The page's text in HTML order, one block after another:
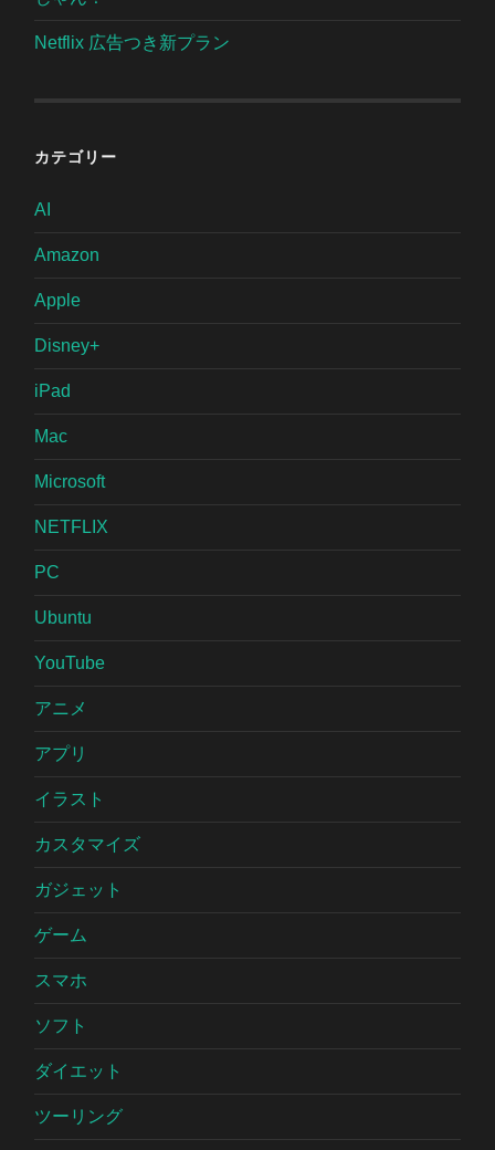
Netflix 広告つき新プラン
カテゴリー
AI
Amazon
Apple
Disney+
iPad
Mac
Microsoft
NETFLIX
PC
Ubuntu
YouTube
アニメ
アプリ
イラスト
カスタマイズ
ガジェット
ゲーム
スマホ
ソフト
ダイエット
ツーリング